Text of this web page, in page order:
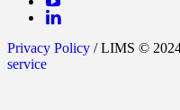
Privacy Policy / LIMS ©
service